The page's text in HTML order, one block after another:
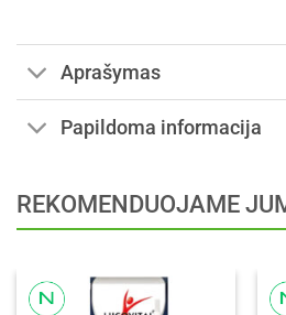
Aprašymas
Papildoma informacija
REKOMENDUOJAME